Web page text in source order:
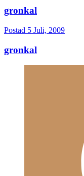
gronkal
Postad 5 Juli, 2009
gronkal